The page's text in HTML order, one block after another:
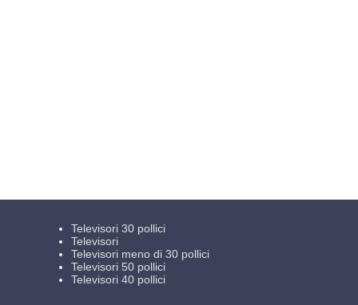
Televisori 30 pollici
Televisori
Televisori meno di 30 pollici
Televisori 50 pollici
Televisori 40 pollici